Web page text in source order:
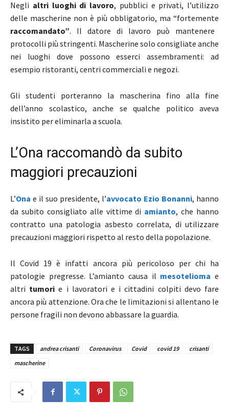
Negli altri luoghi di lavoro, pubblici e privati, l’utilizzo
delle mascherine non è più obbligatorio, ma “fortemente
raccomandato”. Il datore di lavoro può mantenere
protocolli più stringenti. Mascherine solo consigliate anche
nei luoghi dove possono esserci assembramenti: ad
esempio ristoranti, centri commerciali e negozi.
Gli studenti porteranno la mascherina fino alla fine
dell’anno scolastico, anche se qualche politico aveva
insistito per eliminarla a scuola.
L’Ona raccomandò da subito
maggiori precauzioni
L’Ona e il suo presidente, l’avvocato Ezio Bonanni, hanno
da subito consigliato alle vittime di amianto, che hanno
contratto una patologia asbesto correlata, di utilizzare
precauzioni maggiori rispetto al resto della popolazione.
Il Covid 19 è infatti ancora più pericoloso per chi ha
patologie pregresse. L’amianto causa il mesotelioma e
altri tumori e i lavoratori e i cittadini colpiti devo fare
ancora più attenzione. Ora che le limitazioni si allentano le
persone fragili non devono abbassare la guardia.
TAGS andrea crisanti Coronavirus Covid covid 19
crisanti
mascherine